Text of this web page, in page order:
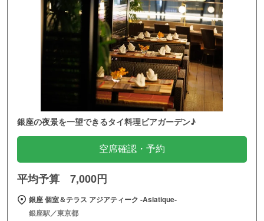
銀座の夜景を一望できるタイ料理ビアガーデン♪
空席確認・予約
平均予算 7,000円
銀座 個室＆テラス アジアティーク ‐Asiatique‐
銀座駅／東京都